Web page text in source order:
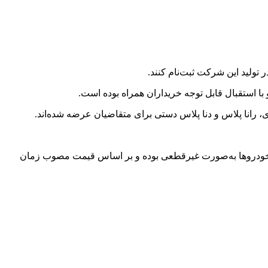
این شرکت ثبت‌نام کنند.
قابل توجه خریداران همراه بوده است.
مشارکت در تولید، قیمت خودروها به‌صورت غیرقطعی بوده و بر اساس قیمت مصوب زمان